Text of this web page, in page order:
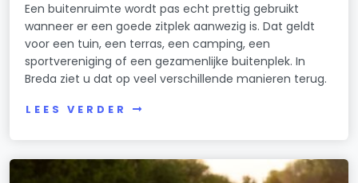
Een buitenruimte wordt pas echt prettig gebruikt
wanneer er een goede zitplek aanwezig is. Dat geldt
voor een tuin, een terras, een camping, een
sportvereniging of een gezamenlijke buitenplek. In
Breda ziet u dat op veel verschillende manieren terug.
LEES VERDER